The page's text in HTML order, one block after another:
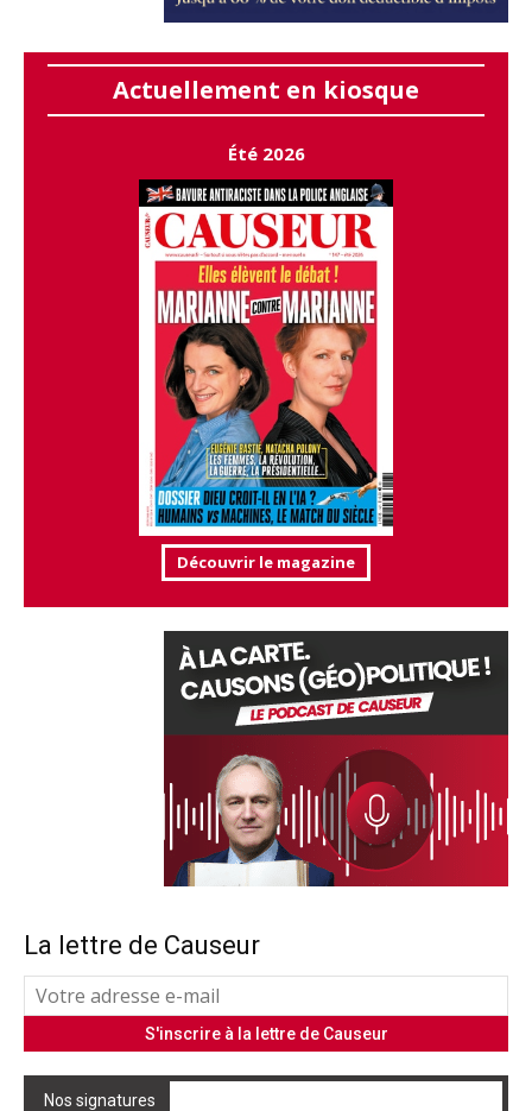
Actuellement en kiosque
Été 2026
Découvrir le magazine
La lettre de Causeur
Nos signatures